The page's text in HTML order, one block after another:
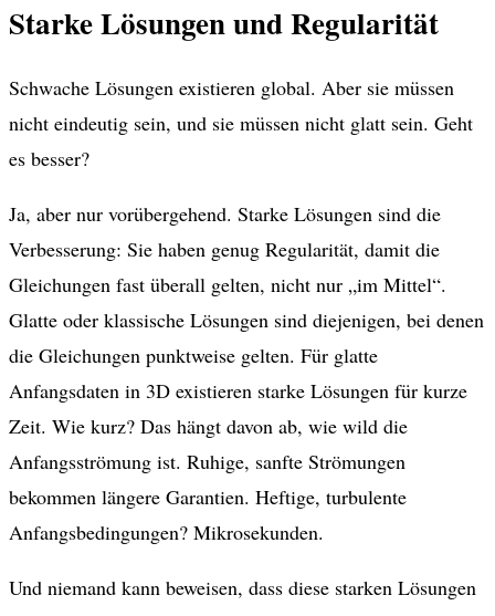
Starke Lösungen und Regularität
Schwache Lösungen existieren global. Aber sie müssen
nicht eindeutig sein, und sie müssen nicht glatt sein. Geht
es besser?
Ja, aber nur vorübergehend. Starke Lösungen sind die
Verbesserung: Sie haben genug Regularität, damit die
Gleichungen fast überall gelten, nicht nur „im Mittel“.
Glatte oder klassische Lösungen sind diejenigen, bei denen
die Gleichungen punktweise gelten. Für glatte
Anfangsdaten in 3D existieren starke Lösungen für kurze
Zeit. Wie kurz? Das hängt davon ab, wie wild die
Anfangsströmung ist. Ruhige, sanfte Strömungen
bekommen längere Garantien. Heftige, turbulente
Anfangsbedingungen? Mikrosekunden.
Und niemand kann beweisen, dass diese starken Lösungen